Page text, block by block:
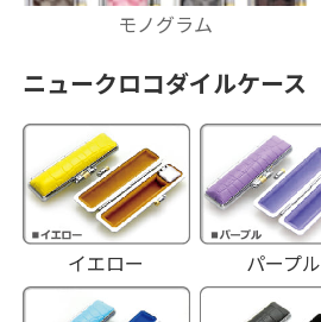
モノグラム
ニュークロコダイルケース
イエロー パープル